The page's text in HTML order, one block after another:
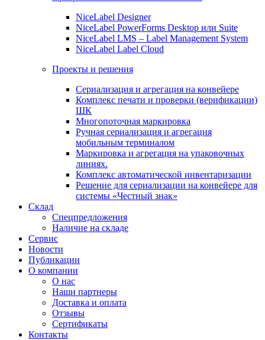
NiceLabel Designer
NiceLabel PowerForms Desktop или Suite
NiceLabel LMS – Label Management System
NiceLabel Label Cloud
Проекты и решения
Сериализация и агрегация на конвейере
Комплекс печати и проверки (верификации)
ШК
Многопоточная маркировка
Ручная сериализация и агрегация
мобильным терминалом
Маркировка и агрегация на упаковочных
линиях.
Комплекс автоматической инвентаризации
Решение для сериализации на конвейере для
системы «Честный знак»
Склад
Спецпредложения
Наличие на складе
Сервис
Новости
Публикации
О компании
О нас
Наши партнеры
Доставка и оплата
Отзывы
Сертификаты
Контакты